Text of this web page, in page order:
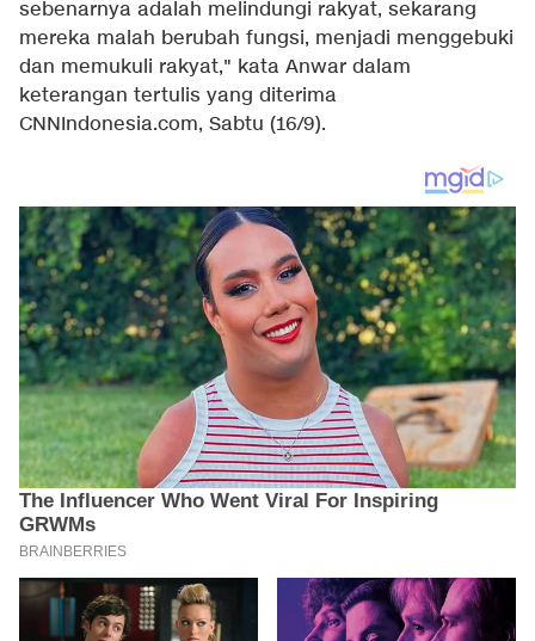
sebenarnya adalah melindungi rakyat, sekarang
mereka malah berubah fungsi, menjadi menggebuki
dan memukuli rakyat," kata Anwar dalam
keterangan tertulis yang diterima
CNNIndonesia.com, Sabtu (16/9).